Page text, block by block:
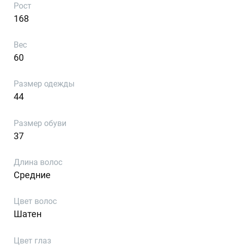
Рост
168
Вес
60
Размер одежды
44
Размер обуви
37
Длина волос
Средние
Цвет волос
Шатен
Цвет глаз